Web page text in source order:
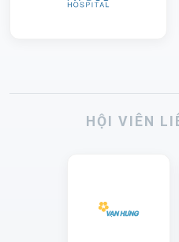
HỘI VIÊN